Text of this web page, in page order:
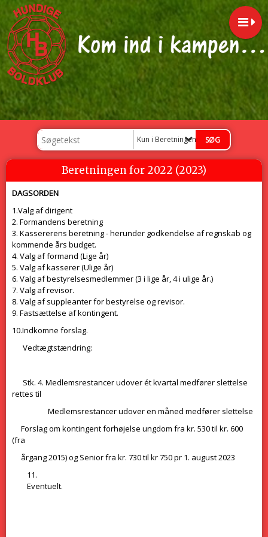
Kun i Beretningen for 2022 (2023)
Beretningen for 2022 (2023)
DAGSORDEN
1.Valg af dirigent
2. Formandens beretning
3. Kassererens beretning - herunder godkendelse af regnskab og
kommende års budget.
4. Valg af formand (Lige år)
5. Valg af kasserer (Ulige år)
6. Valg af bestyrelsesmedlemmer (3 i lige år, 4 i ulige år.)
7. Valg af revisor.
8. Valg af suppleanter for bestyrelse og revisor.
9. Fastsættelse af kontingent.
10.Indkomne forslag.
Vedtægtstændring:
Stk. 4. Medlemsrestancer udover ét kvartal medfører slettelse
rettes til
Medlemsrestancer udover en måned medfører slettelse
Forslag om kontingent forhøjelse ungdom fra kr. 530 til kr. 600
(fra
årgang 2015) og Senior fra kr. 730 til kr 750 pr 1. august 2023
Eventuelt.